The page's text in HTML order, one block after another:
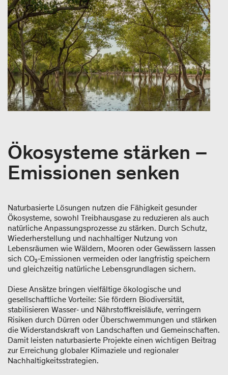
Ökosysteme stärken –
Emissionen senken
Naturbasierte Lösungen nutzen die Fähigkeit gesunder
Ökosysteme, sowohl Treibhausgase zu reduzieren als auch
natürliche Anpassungsprozesse zu stärken. Durch Schutz,
Wiederherstellung und nachhaltiger Nutzung von
Lebensräumen wie Wäldern, Mooren oder Gewässern lassen
sich CO₂‑Emissionen vermeiden oder langfristig speichern
und gleichzeitig natürliche Lebensgrundlagen sichern.
Diese Ansätze bringen vielfältige ökologische und
gesellschaftliche Vorteile: Sie fördern Biodiversität,
stabilisieren Wasser‑ und Nährstoffkreisläufe, verringern
Risiken durch Dürren oder Überschwemmungen und stärken
die Widerstandskraft von Landschaften und Gemeinschaften.
Damit leisten naturbasierte Projekte einen wichtigen Beitrag
zur Erreichung globaler Klimaziele und regionaler
Nachhaltigkeitsstrategien.